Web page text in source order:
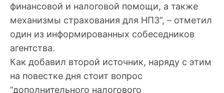
финансовой и налоговой помощи, а также
механизмы страхования для НПЗ”, – отметил
один из информированных собеседников
агентства.
Как добавил второй источник, наряду с этим
на повестке дня стоит вопрос
“дополнительного налогового